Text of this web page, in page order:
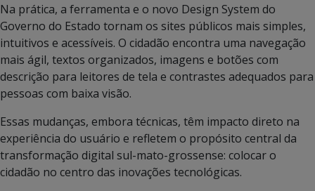
Na prática, a ferramenta e o novo Design System do
Governo do Estado tornam os sites públicos mais simples,
intuitivos e acessíveis. O cidadão encontra uma navegação
mais ágil, textos organizados, imagens e botões com
descrição para leitores de tela e contrastes adequados para
pessoas com baixa visão.
Essas mudanças, embora técnicas, têm impacto direto na
experiência do usuário e refletem o propósito central da
transformação digital sul-mato-grossense: colocar o
cidadão no centro das inovações tecnológicas.